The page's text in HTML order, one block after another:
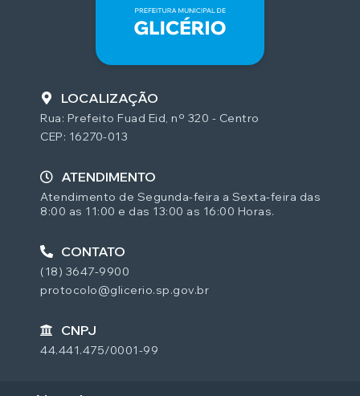
LOCALIZAÇÃO
Rua: Prefeito Fuad Eid, nº 320 - Centro
CEP: 16270-013
CONTATO
(18) 3647-9900
protocolo@glicerio.sp.gov.br
ATENDIMENTO
Atendimento de Segunda-feira a Sexta-feira das
8:00 as 11:00 e das 13:00 as 16:00 Horas.
CNPJ
44.441.475/0001-99